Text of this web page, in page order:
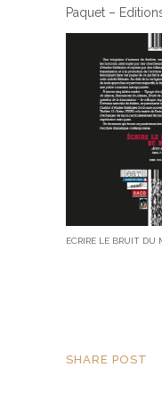
Paquet –
ECRIRE LE BRUIT DU
SHARE POST